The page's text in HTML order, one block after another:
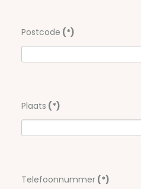
Postcode (*)
Plaats (*)
Telefoonnummer (*)